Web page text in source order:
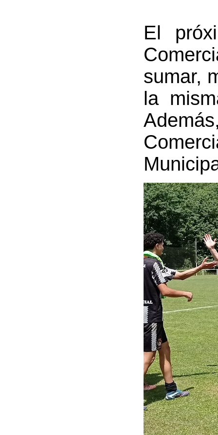
El
sumar,
la